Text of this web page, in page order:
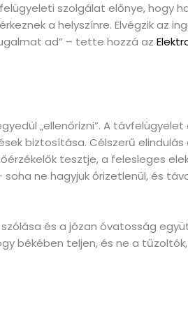
szolgálat előnye, hogy
a helyszínre. Elvégzik az
ad” – tette hozzá az
„ellenőrizni”. A távfelügyelet
biztosítása. Célszerű
tesztje, a felesleges
ne hagyjuk őrizetlenül, és
és a józan óvatosság
békében teljen, és ne a